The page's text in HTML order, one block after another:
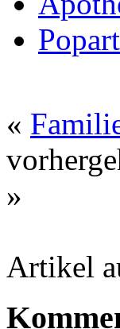
«
»
Artikel